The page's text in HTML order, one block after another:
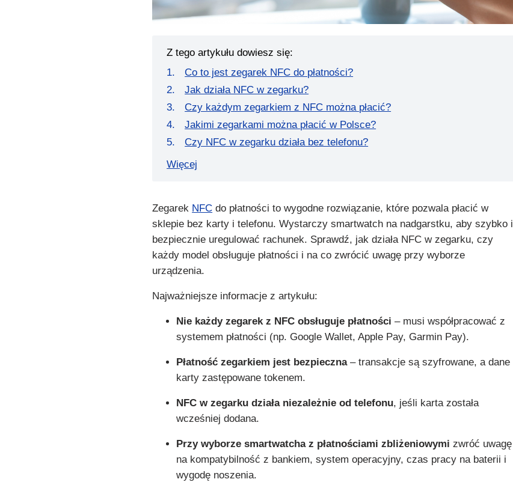
Z tego artykułu dowiesz się:
Co to jest zegarek NFC do płatności?
Jak działa NFC w zegarku?
Czy każdym zegarkiem z NFC można płacić?
Jakimi zegarkami można płacić w Polsce?
Czy NFC w zegarku działa bez telefonu?
Więcej
Zegarek NFC do płatności to wygodne rozwiązanie, które pozwala płacić w
sklepie bez karty i telefonu. Wystarczy smartwatch na nadgarstku, aby szybko i
bezpiecznie uregulować rachunek. Sprawdź, jak działa NFC w zegarku, czy
każdy model obsługuje płatności i na co zwrócić uwagę przy wyborze
urządzenia.
Najważniejsze informacje z artykułu:
Nie każdy zegarek z NFC obsługuje płatności – musi współpracować z
systemem płatności (np. Google Wallet, Apple Pay, Garmin Pay).
Płatność zegarkiem jest bezpieczna– transakcje są szyfrowane, a dane
karty zastępowane tokenem.
NFC w zegarku działa niezależnie od telefonu, jeśli karta została
wcześniej dodana.
Przy wyborze smartwatcha z płatnościami zbliżeniowymi zwróć uwagę
na kompatybilność z bankiem, system operacyjny, czas pracy na baterii i
wygodę noszenia.